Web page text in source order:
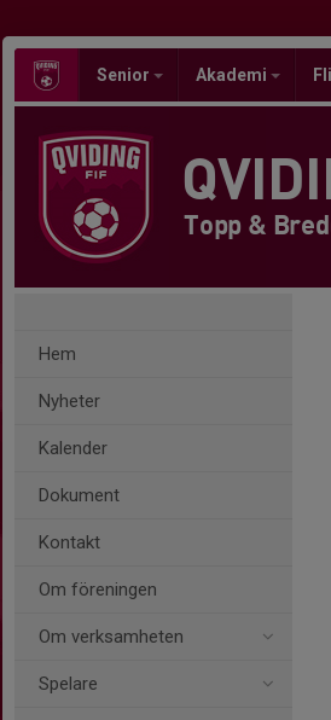
Senior Akademi
Topp &
Hem
Nyheter
Kalender
Dokument
Kontakt
Om föreningen
Om verksamheten
Spelare